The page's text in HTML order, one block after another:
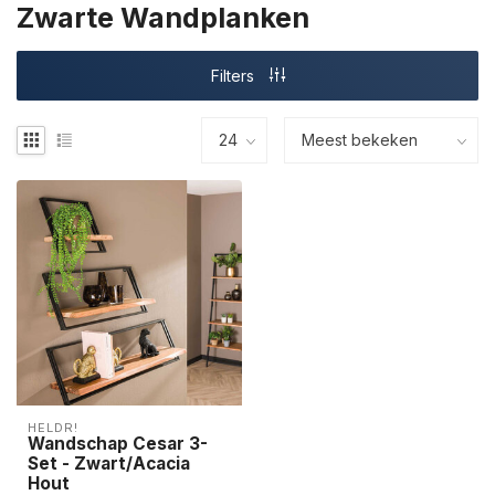
Zwarte Wandplanken
Filters
HELDR!
Wandschap Cesar 3-
Set - Zwart/Acacia
Hout